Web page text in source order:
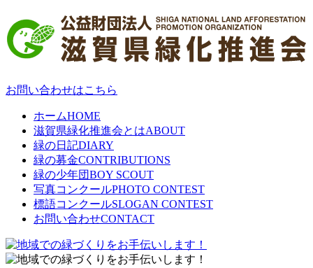
お問い合わせはこちら
ホームHOME
滋賀県緑化推進会とはABOUT
緑の日記DIARY
緑の募金CONTRIBUTIONS
緑の少年団BOY SCOUT
写真コンクールPHOTO CONTEST
標語コンクールSLOGAN CONTEST
お問い合わせCONTACT